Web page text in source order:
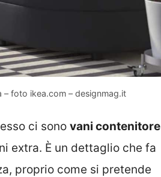
– foto ikea.com – designmag.it
ci sono vani contenitore
extra. È un dettaglio che fa
proprio come si pretende